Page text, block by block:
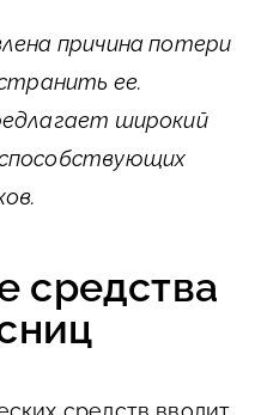
причина потери
ее.
широкий
средства